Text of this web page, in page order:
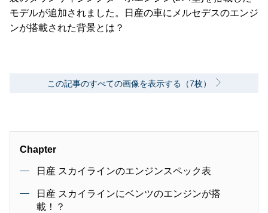
モデルが追加されました。日産の車にメルセデスのエンジ
ンが搭載された背景とは？
この記事のすべての画像を表示する（7枚）
Chapter
日産 スカイラインのエンジンスペック表
日産 スカイラインにベンツのエンジンが搭
載！？